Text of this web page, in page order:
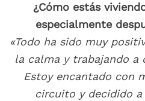
¿Cómo estás
especialmente
«Todo ha sido muy
la calma y trabajando a
Estoy encantado con
circuito y decidido a